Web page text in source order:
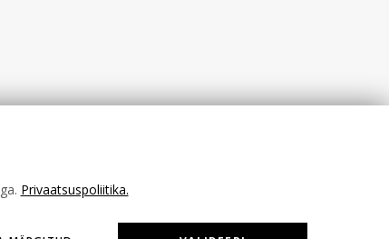
Privaatsuspoliitika.